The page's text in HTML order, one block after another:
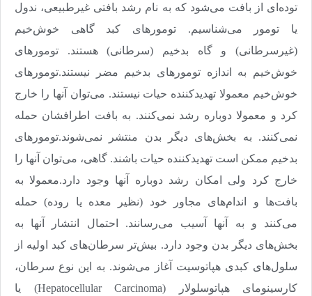
توده‌‌ای از بافت می‌‌شود که به نام رشد بافتی غیرطبیعی، ندول
یا تومور می‌شناسیم. تومور‌‌های کبد گاهی خوش‌‌خیم
(غیرسرطانی) و گاه بدخیم (سرطانی) هستند. تومورهای
خوش‌خیم به اندازه تومورهای بدخیم مضر نیستند.تومورهای
خوش‌خیم معمولا تهدیدکننده حیات نیستند. می‌‌‌توان آنها را خارج
کرد و معمولا دوباره رشد نمی‌‌‌کنند. به بافت اطرافشان حمله
نمی‌‌‌کنند. به بخش‌‌‌های دیگر بدن منتشر نمی‌‌‌شوند.تومورهای
بدخیم ممکن است تهدیدکننده حیات باشند. گاهی، می‌‌‌توان آنها را
خارج کرد ولی امکان رشد دوباره آنها وجود دارد.معمولا به
بافت‌‌‌ها و اندام‌‌‌های مجاور خود (نظیر معده یا روده) حمله
می‌کنند و به آنها آسیب می‌رسانند. احتمال انتشار آنها به
بخش‌‌‌های دیگر بدن وجود دارد. بیش‌تر سرطان‌‌‌های کبد اولیه از
سلول‌های کبدی هپاتوسیت آغاز می‌‌‌شوند. به این نوع سرطان،
کارسینومای هپاتوسلولار
(Hepatocellular Carcinoma) یا